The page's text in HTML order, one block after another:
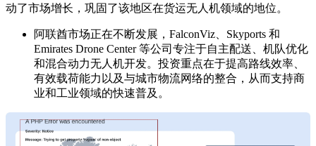
动了市场增长，巩固了该地区在货运无人机领域的地位。
阿联酋市场正在不断发展，FalconViz、Skyports 和
Emirates Drone Center 等公司专注于自主配送、机队优化
和混合动力无人机开发。投资重点在于提高路线效率、
有效载荷能力以及与城市物流网络的整合，从而支持商
业和工业领域的快速普及。